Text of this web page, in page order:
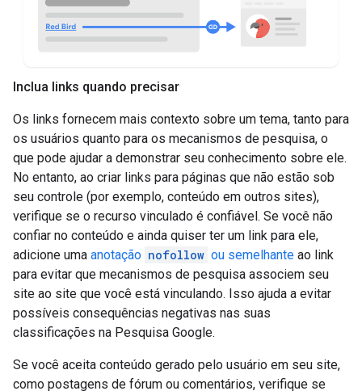
Inclua links quando precisar
Os links fornecem mais contexto sobre um tema, tanto para
os usuários quanto para os mecanismos de pesquisa, o
que pode ajudar a demonstrar seu conhecimento sobre ele.
No entanto, ao criar links para páginas que não estão sob
seu controle (por exemplo, conteúdo em outros sites),
verifique se o recurso vinculado é confiável. Se você não
confiar no conteúdo e ainda quiser ter um link para ele,
adicione uma anotação nofollow ou semelhante ao link
para evitar que mecanismos de pesquisa associem seu
site ao site que você está vinculando. Isso ajuda a evitar
possíveis consequências negativas nas suas
classificações na Pesquisa Google.
Se você aceita conteúdo gerado pelo usuário em seu site,
como postagens de fórum ou comentários, verifique se